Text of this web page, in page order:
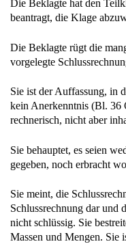
Die Beklagte hat den
beantragt, die Klage
Die Beklagte rügt die
vorgelegte
Sie ist der Auffassung, in
kein Anerkenntnis (Bl. 36
rechnerisch, nicht aber
Sie behauptet, es seien
gegeben, noch erbracht
Sie meint, die
Schlussrechnung dar und
nicht schlüssig. Sie
Massen und Mengen. Sie